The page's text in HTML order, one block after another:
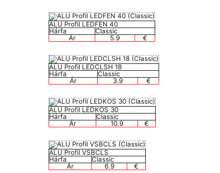
ALU Profil LEDFEN 40
Hárfa
Classic
Ár
5.9 €
ALU Profil LEDCLSH 18
Hárfa
Classic
Ár
3.9 €
ALU Profil LEDKOS 30
Hárfa
Classic
Ár
10.9 €
ALU Profil VSBCLS
Hárfa
Classic
Ár
6.9 €